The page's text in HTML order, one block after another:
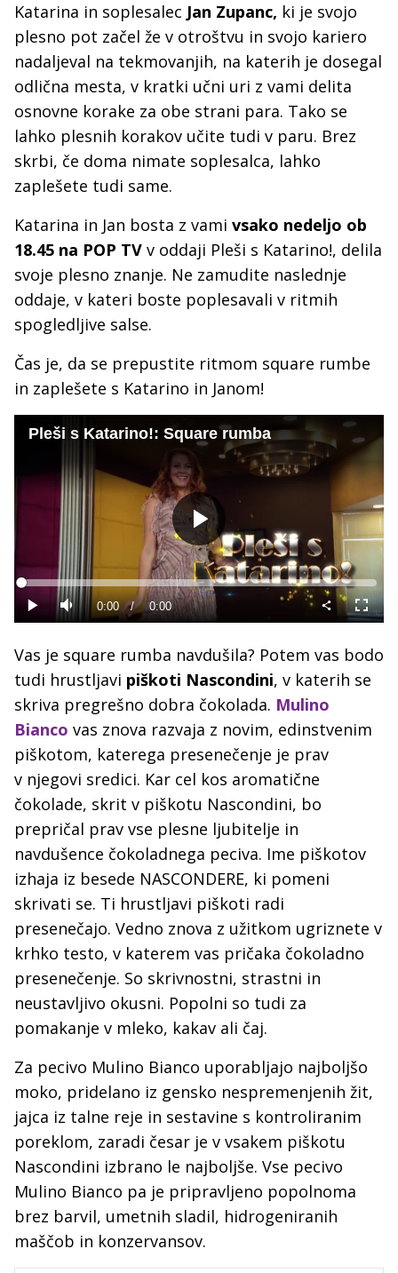
Katarina in soplesalec Jan Zupanc, ki je svojo
plesno pot začel že v otroštvu in svojo kariero
nadaljeval na tekmovanjih, na katerih je dosegal
odlična mesta, v kratki učni uri z vami delita
osnovne korake za obe strani para. Tako se
lahko plesnih korakov učite tudi v paru. Brez
skrbi, če doma nimate soplesalca, lahko
zaplešete tudi same.
Katarina in Jan bosta z vami vsako nedeljo ob
18.45 na POP TV v oddaji Pleši s Katarino!, delila
svoje plesno znanje. Ne zamudite naslednje
oddaje, v kateri boste poplesavali v ritmih
spogledljive salse.
Čas je, da se prepustite ritmom square rumbe
in zaplešete s Katarino in Janom!
Pleši s Katarino!: Square rumba
Predvajaj
PredvajajTiho Current
0:00 / Duration
0:00
Loaded:
0%
način
Vas je square rumba navdušila? Potem vas bodo
tudi hrustljavi piškoti Nascondini, v katerih se
skriva pregrešno dobra čokolada. Mulino
Bianco vas znova razvaja z novim, edinstvenim
piškotom, katerega presenečenje je prav
v njegovi sredici. Kar cel kos aromatične
čokolade, skrit v piškotu Nascondini, bo
prepričal prav vse plesne ljubitelje in
navdušence čokoladnega peciva. Ime piškotov
izhaja iz besede NASCONDERE, ki pomeni
skrivati se. Ti hrustljavi piškoti radi
presenečajo. Vedno znova z užitkom ugriznete v
krhko testo, v katerem vas pričaka čokoladno
presenečenje. So skrivnostni, strastni in
neustavljivo okusni. Popolni so tudi za
pomakanje v mleko, kakav ali čaj.
Za pecivo Mulino Bianco uporabljajo najboljšo
moko, pridelano iz gensko nespremenjenih žit,
jajca iz talne reje in sestavine s kontroliranim
poreklom, zaradi česar je v vsakem piškotu
Nascondini izbrano le najboljše. Vse pecivo
Mulino Bianco pa je pripravljeno popolnoma
brez barvil, umetnih sladil, hidrogeniranih
maščob in konzervansov.